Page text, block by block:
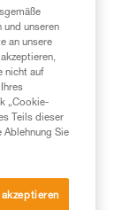
und unseren
an unsere
nicht auf
„Cookie-
Teils dieser
Ablehnung Sie